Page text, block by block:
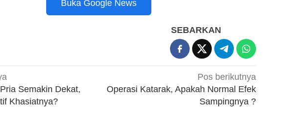
Buka Google News
SEBARKAN
Semakin Dekat,
Khasiatnya?
Pos berikutnya
Operasi Katarak, Apakah Normal Efek
Sampingnya ?